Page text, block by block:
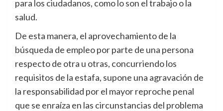
para los ciudadanos, como lo son el trabajo o la
salud.
De esta manera, el aprovechamiento de la
búsqueda de empleo por parte de una persona
respecto de otra u otras, concurriendo los
requisitos de la estafa, supone una agravación de
la responsabilidad por el mayor reproche penal
que se enraíza en las circunstancias del problema